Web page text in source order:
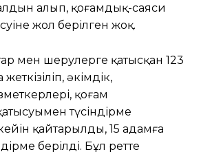
алып, қоғамдық-саяси
жол берілген жоқ.
мен шерулерге қатысқан 123
әкімдік,
қоғам
түсіндірме
қайтарылды, 15 адамға
берілді. Бұл ретте